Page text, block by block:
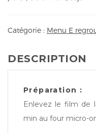
Catégorie : Menu E
DESCRIPTION
Préparation :
Enlevez le film de
min au four micro-